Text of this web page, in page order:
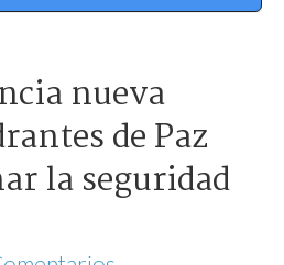
nueva
de Paz
la seguridad